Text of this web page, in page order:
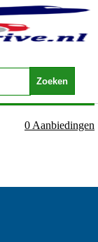
MEZE
0 Aanbiedingen